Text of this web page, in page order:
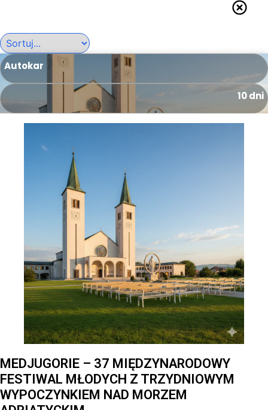
Autokar
10 dni
MEDJUGORIE – 37 MIĘDZYNARODOWY
FESTIWAL MŁODYCH Z TRZYDNIOWYM
WYPOCZYNKIEM NAD MORZEM